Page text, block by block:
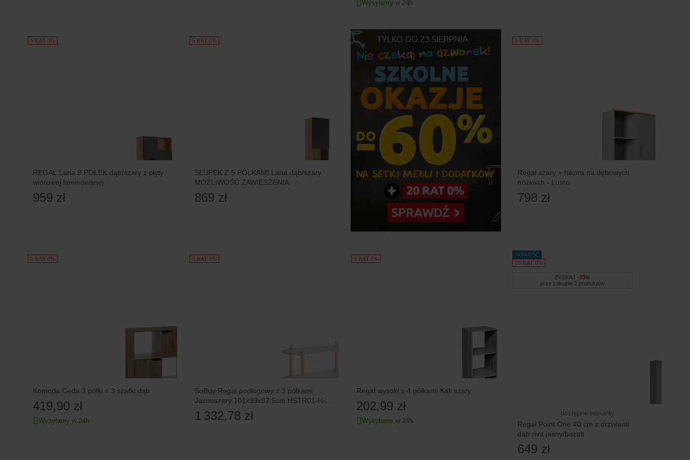
Wysyłamy w 24h
5 RAT 0%
REGAŁ Lana 9 PÓŁEK dąb/szary z płyty
wiórowej laminowanej
959 zł
5 RAT 0%
SŁUPEK Z 5 PÓŁKAMI Lana dąb/szary
MOŻLIWOŚĆ ZAWIESZENIA
869 zł
5 RAT 0%
Regał szary + hikora na dębowych
nóżkach - Luvro
798 zł
5 RAT 0%
Komoda Ceda 3 półki + 3 szafki dąb
419,90 zł
Wysyłamy w 24h
5 RAT 0%
SoBuy Regał podłogowy z 3 półkami
Jasnoszary 101x33x87.5cm HSTR01-H-
HG
1 332,78 zł
5 RAT 0%
Regał wysoki z 4 półkami Kali szary
202,99 zł
Wysyłamy w 24h
NOWOŚĆ
20 RAT 0%
ZYSKAJ -33%
przy zakupie 2 produktów
dostępne warianty
Regał Point One 40 cm z drzwiami
dąb riva jasny/bazalt
649 zł